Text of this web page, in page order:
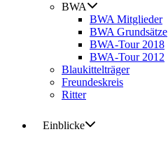
BWA
BWA Mitglieder
BWA Grundsätze
BWA-Tour 2018
BWA-Tour 2012
Blaukittelträger
Freundeskreis
Ritter
Einblicke